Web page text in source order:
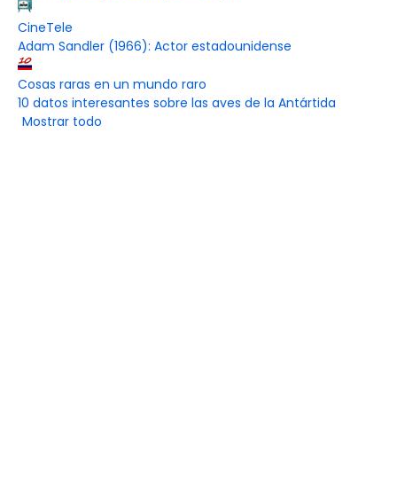
CineTele
Adam Sandler (1966): Actor estadounidense
Cosas raras en un mundo raro
10 datos interesantes sobre las aves de la Antártida
Mostrar todo